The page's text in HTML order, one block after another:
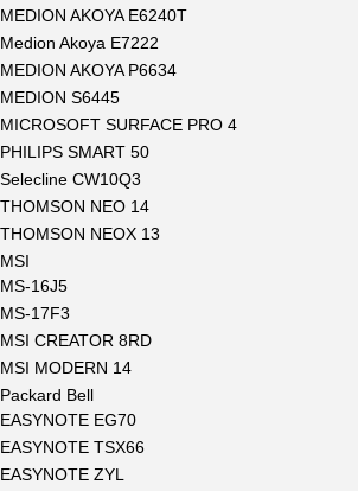
MEDION AKOYA E6240T
Medion Akoya E7222
MEDION AKOYA P6634
MEDION S6445
MICROSOFT SURFACE PRO 4
PHILIPS SMART 50
Selecline CW10Q3
THOMSON NEO 14
THOMSON NEOX 13
MSI
MS-16J5
MS-17F3
MSI CREATOR 8RD
MSI MODERN 14
Packard Bell
EASYNOTE EG70
EASYNOTE TSX66
EASYNOTE ZYL